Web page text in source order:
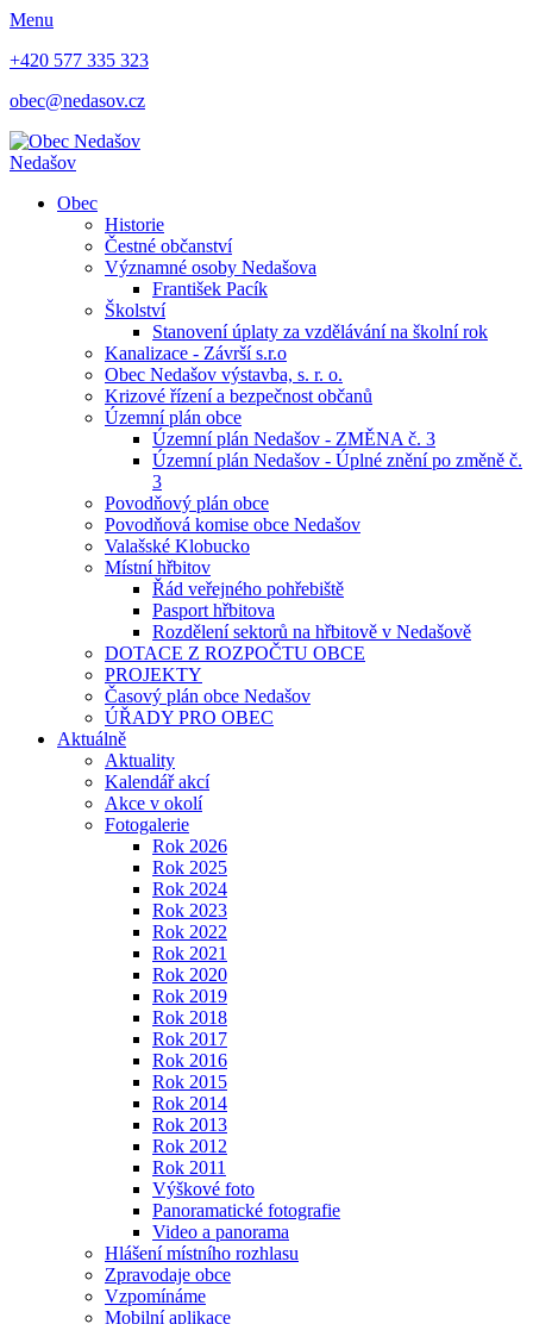
Menu
+420 577 335 323
obec@nedasov.cz
Nedašov
Obec
Historie
Čestné občanství
Významné osoby Nedašova
František Pacík
Školství
Stanovení úplaty za vzdělávání na školní rok
Kanalizace - Závrší s.r.o
Obec Nedašov výstavba, s. r. o.
Krizové řízení a bezpečnost občanů
Územní plán obce
Územní plán Nedašov - ZMĚNA č. 3
Územní plán Nedašov - Úplné znění po změně č.
3
Povodňový plán obce
Povodňová komise obce Nedašov
Valašské Klobucko
Místní hřbitov
Řád veřejného pohřebiště
Pasport hřbitova
Rozdělení sektorů na hřbitově v Nedašově
DOTACE Z ROZPOČTU OBCE
PROJEKTY
Časový plán obce Nedašov
ÚŘADY PRO OBEC
Aktuálně
Aktuality
Kalendář akcí
Akce v okolí
Fotogalerie
Rok 2026
Rok 2025
Rok 2024
Rok 2023
Rok 2022
Rok 2021
Rok 2020
Rok 2019
Rok 2018
Rok 2017
Rok 2016
Rok 2015
Rok 2014
Rok 2013
Rok 2012
Rok 2011
Výškové foto
Panoramatické fotografie
Video a panorama
Hlášení místního rozhlasu
Zpravodaje obce
Vzpomínáme
Mobilní aplikace